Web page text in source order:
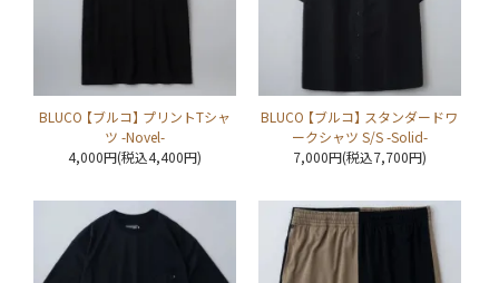
BLUCO 【ブルコ】 プリントTシャ
ツ -Novel-
4,000円(税込4,400円)
BLUCO 【ブルコ】 スタンダードワ
ークシャツ S/S -Solid-
7,000円(税込7,700円)